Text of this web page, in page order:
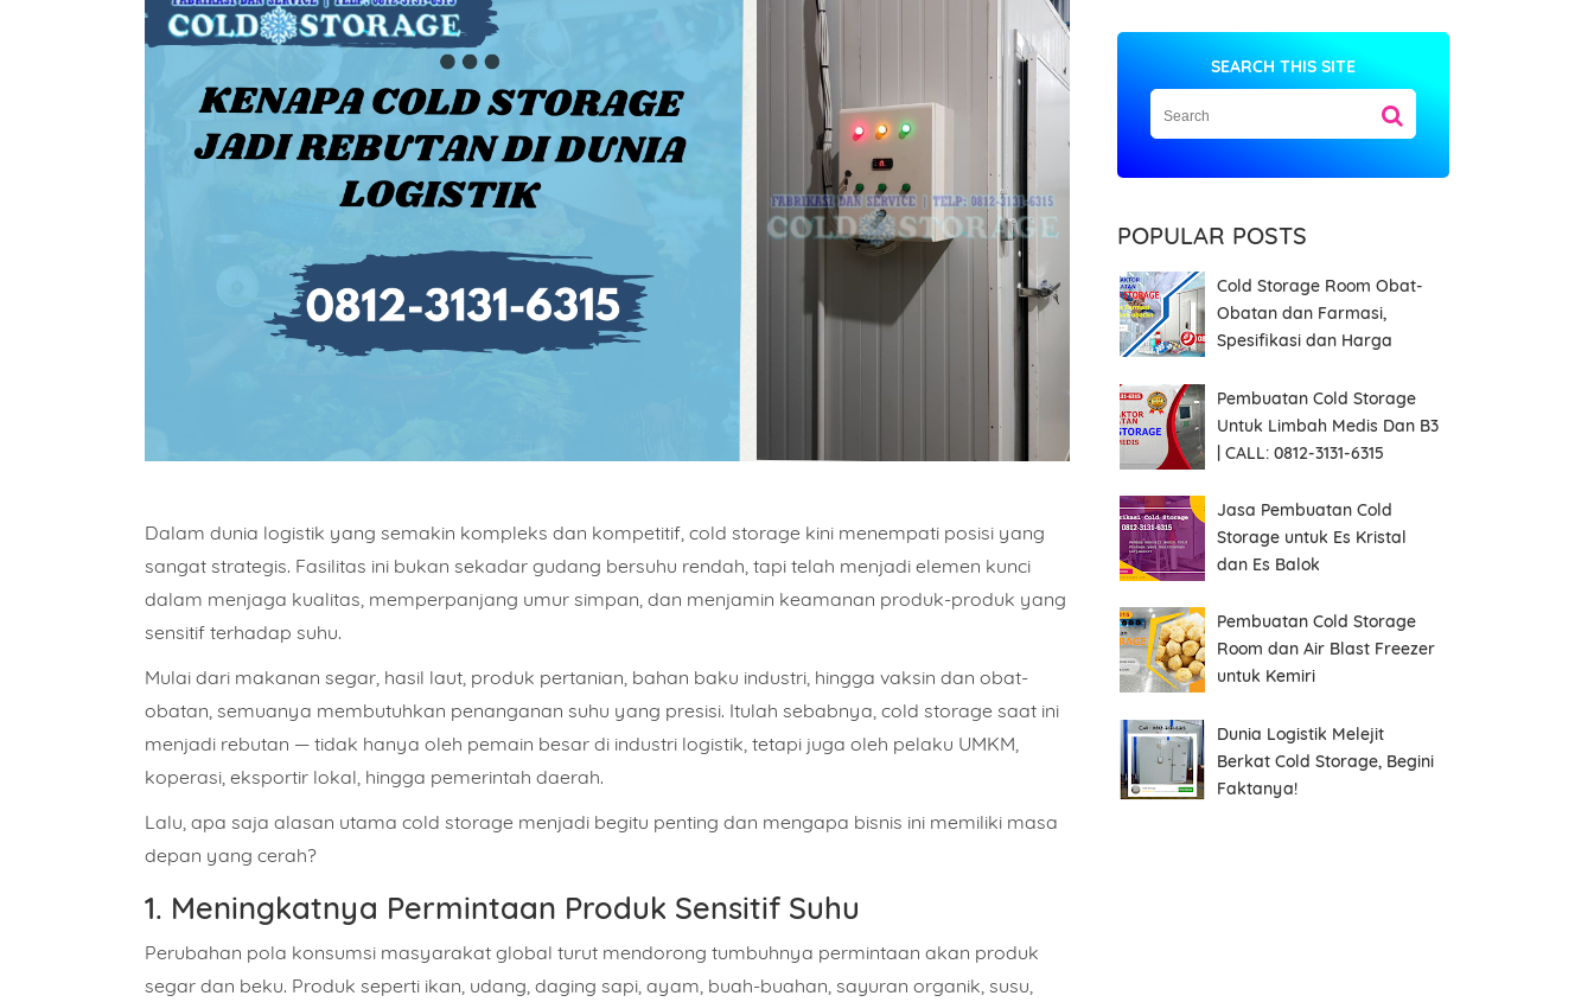
Dalam dunia logistik yang semakin kompleks dan kompetitif, cold storage kini menempati posisi yang
sangat strategis. Fasilitas ini bukan sekadar gudang bersuhu rendah, tapi telah menjadi elemen kunci
dalam menjaga kualitas, memperpanjang umur simpan, dan menjamin keamanan produk-produk yang
sensitif terhadap suhu.
Mulai dari makanan segar, hasil laut, produk pertanian, bahan baku industri, hingga vaksin dan obat-
obatan, semuanya membutuhkan penanganan suhu yang presisi. Itulah sebabnya, cold storage saat ini
menjadi rebutan — tidak hanya oleh pemain besar di industri logistik, tetapi juga oleh pelaku UMKM,
koperasi, eksportir lokal, hingga pemerintah daerah.
Lalu, apa saja alasan utama cold storage menjadi begitu penting dan mengapa bisnis ini memiliki masa
depan yang cerah?
1. Meningkatnya Permintaan Produk Sensitif Suhu
Perubahan pola konsumsi masyarakat global turut mendorong tumbuhnya permintaan akan produk
segar dan beku. Produk seperti ikan, udang, daging sapi, ayam, buah-buahan, sayuran organik, susu,
SEARCH THIS SITE
POPULAR POSTS
Cold Storage Room Obat-
Obatan dan Farmasi,
Spesifikasi dan Harga
Pembuatan Cold Storage
Untuk Limbah Medis Dan B3
| CALL: 0812-3131-6315
Jasa Pembuatan Cold
Storage untuk Es Kristal
dan Es Balok
Pembuatan Cold Storage
Room dan Air Blast Freezer
untuk Kemiri
Dunia Logistik Melejit
Berkat Cold Storage, Begini
Faktanya!